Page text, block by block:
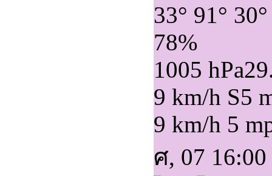
33° 91° 30°
78%
1005 hPa
9 km/h S5
9 km/h 5
ศ, 07 16:00